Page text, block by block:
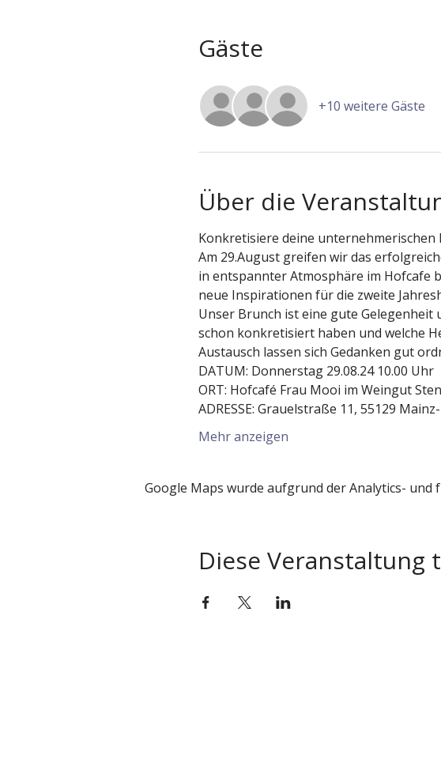
Gäste
+10 weitere Gäste
Über die
Konkretisiere deine
Am 29.August greifen wir das
in entspannter Atmosphäre im Hofcafe
neue Inspirationen für die zweite
Unser Brunch ist eine gute Gelegenheit
schon konkretisiert haben und welche
Austausch lassen sich Gedanken gut
DATUM: Donnerstag 29.08.24 10.00 Uhr
ORT: Hofcafé Frau Mooi im Weingut
ADRESSE: Grauelstraße 11, 55129
Mehr anzeigen
Google Maps wurde aufgrund der Analytics-
Diese Veranstaltung